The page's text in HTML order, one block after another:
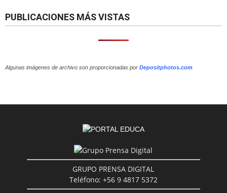
PUBLICACIONES MÁS VISTAS
Algunas imágenes de archivo son proporcionadas por Depositphotos.com
GRUPO PRENSA DIGITAL
Teléfono: +56 9 4817 5372